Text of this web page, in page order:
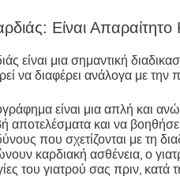
Είναι Απαραίτητο
είναι μια σημαντική
να διαφέρει ανάλογα με
είναι μια απλή και
αποτελέσματα και να
που σχετίζονται με τη
καρδιακή ασθένεια, ο
του γιατρού σας πριν,